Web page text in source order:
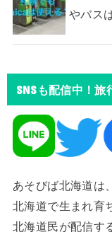
やバス
SNSも配信中！旅
あそびば北海道は、
北海道で生まれ育
北海道民が配信す